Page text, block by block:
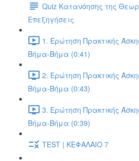
Quiz Κατανόησης της
Επεξηγήσεις
1. Ερώτηση Πρακτικής
Βήμα-Βήμα (0:41)
2. Ερώτηση Πρακτικής
Βήμα-Βήμα (0:43)
3. Ερώτηση Πρακτικής
Βήμα-Βήμα (0:39)
TEST | ΚΕΦΑΛΑΙΟ 7